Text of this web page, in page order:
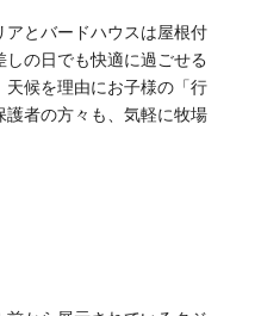
とバードハウスは屋根付
の日でも快適に過ごせる
候を理由にお子様の「行
者の方々も、気軽に牧場